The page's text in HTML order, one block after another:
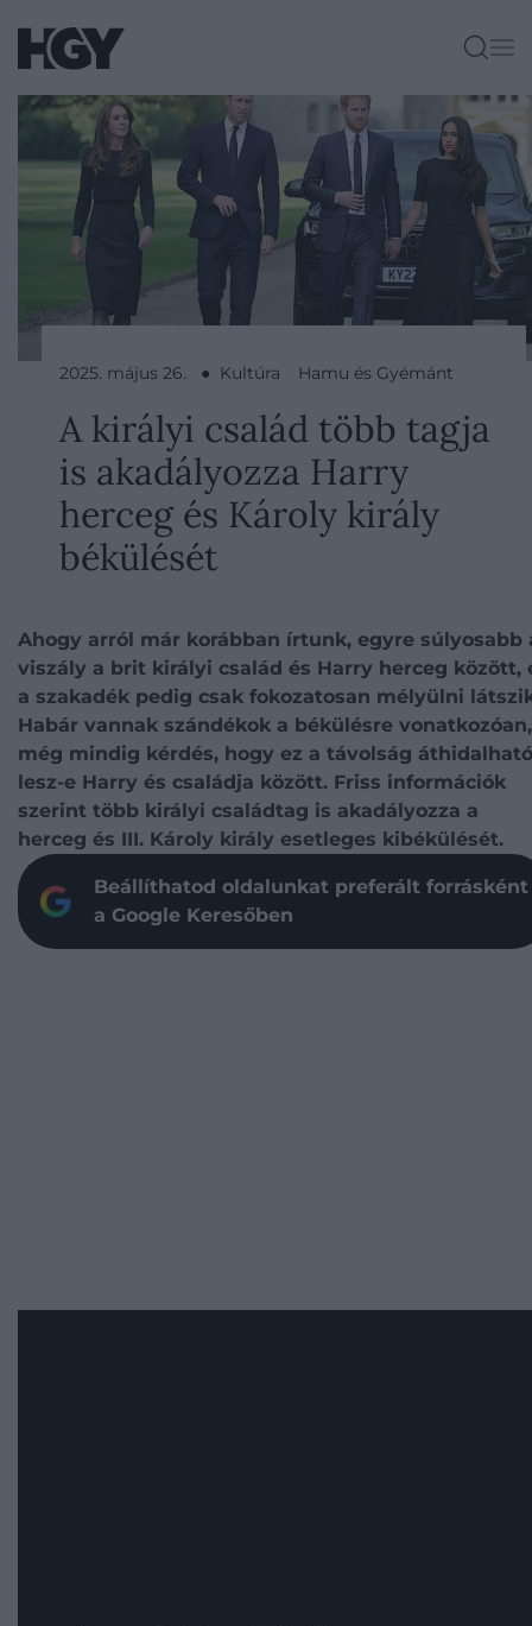
2025. május 26. ● Kultúra Hamu és Gyémánt
A királyi család több tagja
is akadályozza Harry
herceg és Károly király
békülését
Ahogy arról már korábban írtunk, egyre súlyosabb
viszály a brit királyi család és Harry herceg között,
a szakadék pedig csak fokozatosan mélyülni
Habár vannak szándékok a békülésre vonatkozóan,
még mindig kérdés, hogy ez a távolság áthidalható
lesz-e Harry és családja között. Friss információk
szerint több királyi családtag is akadályozza a
herceg és III. Károly király esetleges kibékülését.
Beállíthatod oldalunkat preferált forrásként
a Google Keresőben